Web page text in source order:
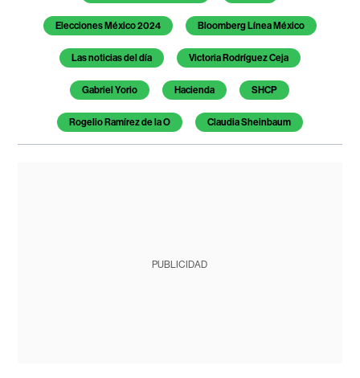
Elecciones México 2024 Bloomberg Línea México
Las noticias del día Victoria Rodríguez Ceja
Gabriel Yorio Hacienda SHCP
Rogelio Ramírez de la O Claudia Sheinbaum
PUBLICIDAD